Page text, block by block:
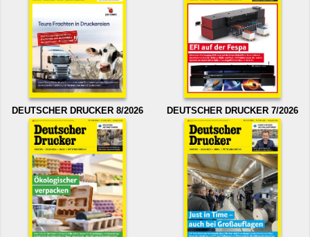
DEUTSCHER DRUCKER 8/2026 DEUTSCHER DRUCKER 7/2026